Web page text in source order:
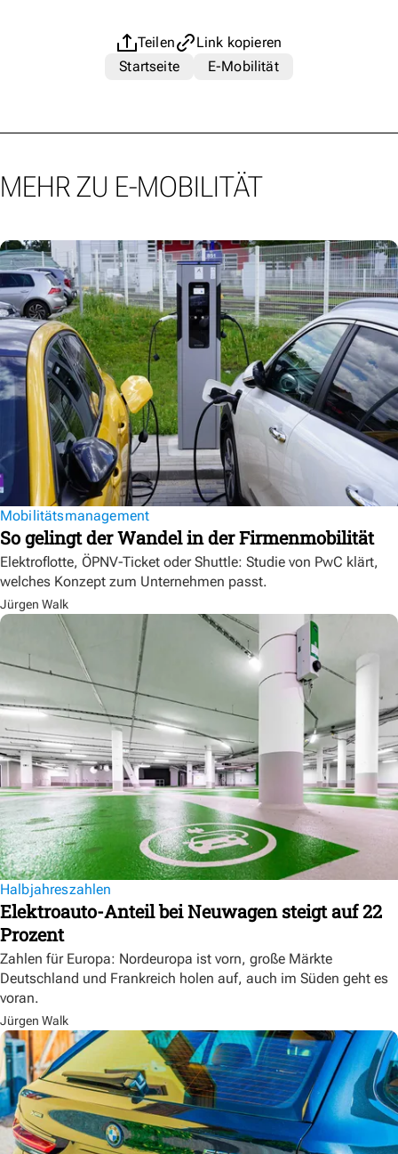
Teilen
Link kopieren
Startseite
E-Mobilität
MEHR ZU E-MOBILITÄT
Mobilitätsmanagement
So gelingt der Wandel in der Firmenmobilität
Elektroflotte, ÖPNV-Ticket oder Shuttle: Studie von PwC klärt,
welches Konzept zum Unternehmen passt.
Jürgen Walk
Halbjahreszahlen
Elektroauto-Anteil bei Neuwagen steigt auf 22
Prozent
Zahlen für Europa: Nordeuropa ist vorn, große Märkte
Deutschland und Frankreich holen auf, auch im Süden geht es
voran.
Jürgen Walk